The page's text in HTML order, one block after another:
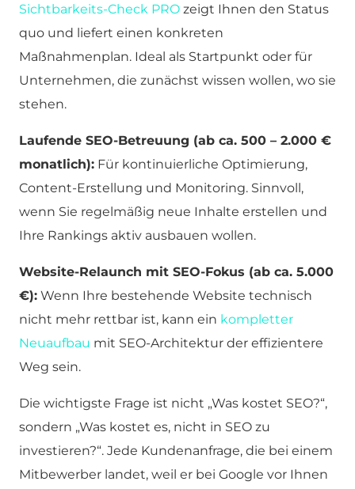
Sichtbarkeits-Check PRO zeigt Ihnen den Status
quo und liefert einen konkreten
Maßnahmenplan. Ideal als Startpunkt oder für
Unternehmen, die zunächst wissen wollen, wo sie
stehen.
Laufende SEO-Betreuung (ab ca. 500 – 2.000 €
monatlich): Für kontinuierliche Optimierung,
Content-Erstellung und Monitoring. Sinnvoll,
wenn Sie regelmäßig neue Inhalte erstellen und
Ihre Rankings aktiv ausbauen wollen.
Website-Relaunch mit SEO-Fokus (ab ca. 5.000
€): Wenn Ihre bestehende Website technisch
nicht mehr rettbar ist, kann ein kompletter
Neuaufbau mit SEO-Architektur der effizientere
Weg sein.
Die wichtigste Frage ist nicht „Was kostet SEO?“,
sondern „Was kostet es, nicht in SEO zu
investieren?“. Jede Kundenanfrage, die bei einem
Mitbewerber landet, weil er bei Google vor Ihnen